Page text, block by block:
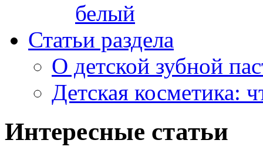
белый
Статьи раздела
О детской зубной
Детская косметика:
Интересные статьи